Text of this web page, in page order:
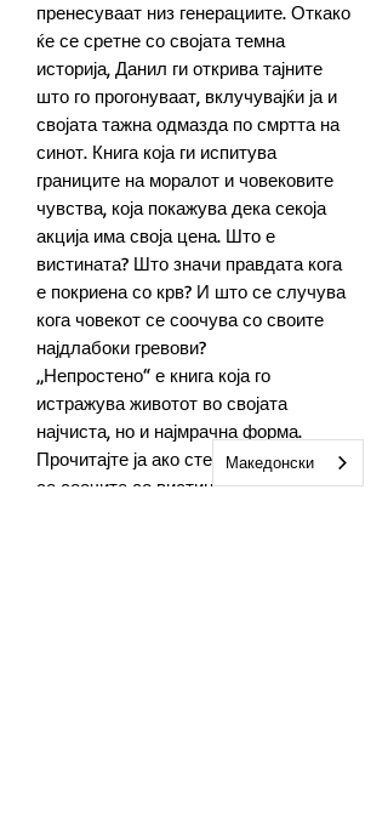
пренесуваат низ генерациите. Откако
ќе се сретне со својата темна
историја, Данил ги открива тајните
што го прогонуваат, вклучувајќи ја и
својата тажна одмазда по смртта на
синот. Книга која ги испитува
границите на моралот и човековите
чувства, која покажува дека секоја
акција има своја цена. Што е
вистината? Што значи правдата кога
е покриена со крв? И што се случува
кога човекот се соочува со своите
најдлабоки гревови?
„Непростено“ е книга која го
истражува животот во својата
најчиста, но и најмрачна форма.
Прочитајте ја ако сте подготвени да
се соочите со вистината, без филтри.
Македонски